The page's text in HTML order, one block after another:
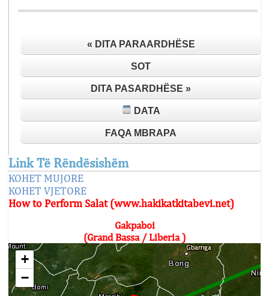
« DITA PARAARDHËSE
SOT
DITA PASARDHËSE »
DATA
FAQA MBRAPA
Link Të Rëndësishëm
KOHET MUJORE
KOHET VJETORE
How to Perform Salat (www.hakikatkitabevi.net)
Gakpaboi
(Grand Bassa / Liberia )
+
−